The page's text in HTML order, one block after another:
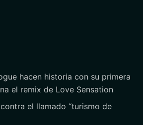
hacen historia con su primera
el remix de Love Sensation
el llamado “turismo de